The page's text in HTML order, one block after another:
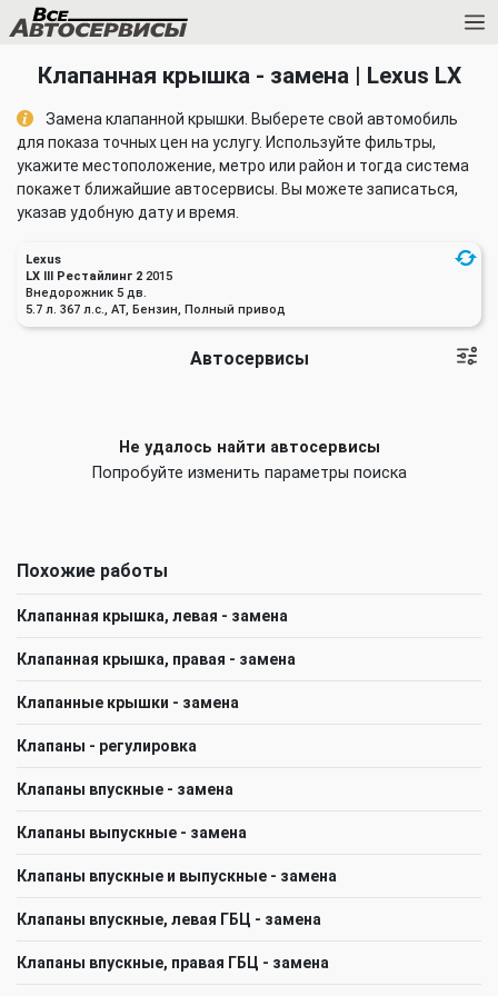
Клапанная крышка - замена | Lexus LX
Замена клапанной крышки. Выберете свой автомобиль
для показа точных цен на услугу. Используйте фильтры,
укажите местоположение, метро или район и тогда система
покажет ближайшие автосервисы. Вы можете записаться,
указав удобную дату и время.
Lexus
LX III Рестайлинг 2 2015
Внедорожник 5 дв.
5.7 л. 367 л.с., AT, Бензин, Полный привод
Автосервисы
Не удалось найти автосервисы
Попробуйте изменить параметры поиска
Похожие работы
Клапанная крышка, левая - замена
Клапанная крышка, правая - замена
Клапанные крышки - замена
Клапаны - регулировка
Клапаны впускные - замена
Клапаны выпускные - замена
Клапаны впускные и выпускные - замена
Клапаны впускные, левая ГБЦ - замена
Клапаны впускные, правая ГБЦ - замена